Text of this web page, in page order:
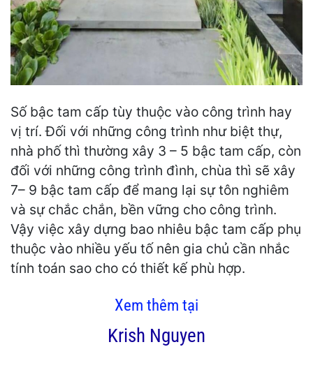
Số bậc tam cấp tùy thuộc vào công trình hay
vị trí. Đối với những công trình như biệt thự,
nhà phố thì thường xây 3 – 5 bậc tam cấp, còn
đối với những công trình đình, chùa thì sẽ xây
7– 9 bậc tam cấp để mang lại sự tôn nghiêm
và sự chắc chắn, bền vững cho công trình.
Vậy việc xây dựng bao nhiêu bậc tam cấp phụ
thuộc vào nhiều yếu tố nên gia chủ cần nhắc
tính toán sao cho có thiết kế phù hợp.
Xem thêm tại
Krish Nguyen